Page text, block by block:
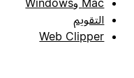
التقويم
Web Clipper